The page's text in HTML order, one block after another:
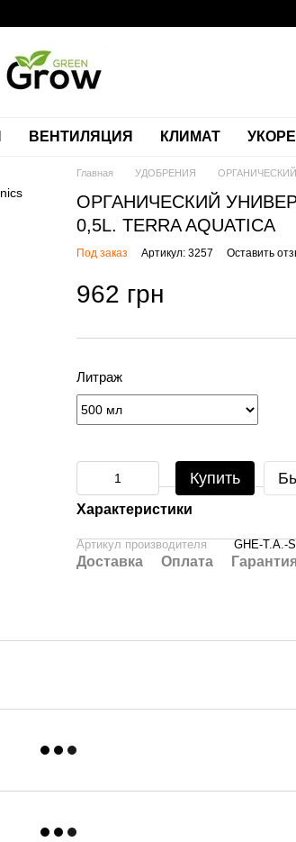
ВЕНТИЛЯЦИЯ КЛИМАТ
Главная УДОБРЕНИЯ ОРГАНИЧЕСКИЙ
ОРГАНИЧЕСКИЙ
0,5L. TERRA AQUATICA
Под заказ Артикул: 3257 Оставить
962 грн
Литраж
Купить
Характеристики
Артикул производителя GHE-T.A.-
Доставка Оплата